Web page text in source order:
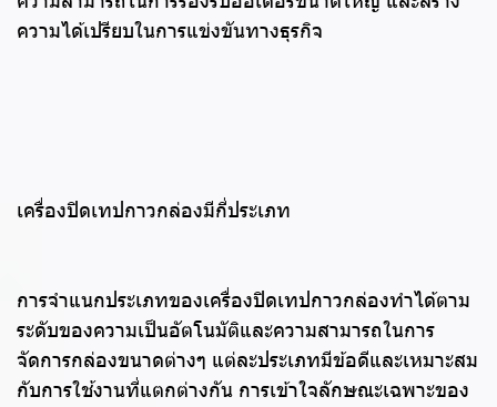
ความได้เปรียบในการแข่งขันทางธุรกิจ
เครื่องปิดเทปกาวกล่องมีกี่ประเภท
การจำแนกประเภทของเครื่องปิดเทปกาวกล่องทำได้ตาม
ระดับของความเป็นอัตโนมัติและความสามารถในการ
จัดการกล่องขนาดต่างๆ แต่ละประเภทมีข้อดีและเหมาะสม
กับการใช้งานที่แตกต่างกัน การเข้าใจลักษณะเฉพาะของ